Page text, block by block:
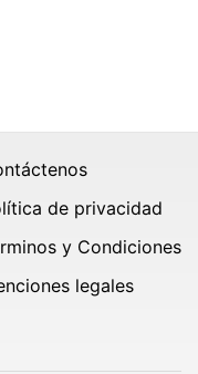
de privacidad
y Condiciones
legales